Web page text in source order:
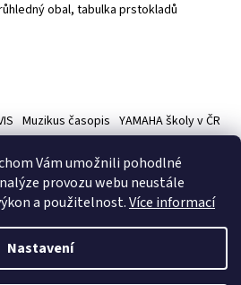
Vám umožnili pohodlné
provozu webu neustále
a použitelnost.Více informací
Nastavení
obal, tabulka prstokladů
Muzikus časopis YAMAHA školy v ČR